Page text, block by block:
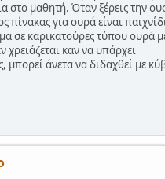
στο μαθητή. Όταν ξέρεις την
πίνακας για ουρά είναι
σε καρικατούρες τύπου ουρά
χρειάζεται καν να υπάρχει
μπορεί άνετα να διδαχθεί με